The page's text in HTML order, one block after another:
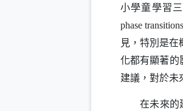
小學童學習
phase transitions
見，特別是
化都有顯著的
建議，對於未
在未來的